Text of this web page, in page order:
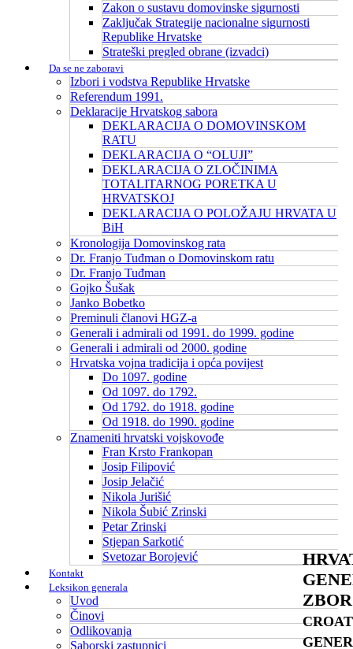
ZBOR
Zakon o sustavu domovinske sigurnosti
Zaključak Strategije nacionalne sigurnosti
Republike Hrvatske
Strateški pregled obrane (izvadci)
Da se ne zaboravi
Izbori i vodstva Republike Hrvatske
Referendum 1991.
Deklaracije Hrvatskog sabora
DEKLARACIJA O DOMOVINSKOM
RATU
DEKLARACIJA O “OLUJI”
DEKLARACIJA O ZLOČINIMA
TOTALITARNOG PORETKA U
HRVATSKOJ
DEKLARACIJA O POLOŽAJU HRVATA U
BiH
Kronologija Domovinskog rata
Dr. Franjo Tuđman o Domovinskom ratu
Dr. Franjo Tuđman
Gojko Šušak
Janko Bobetko
Preminuli članovi HGZ-a
Generali i admirali od 1991. do 1999. godine
Generali i admirali od 2000. godine
Hrvatska vojna tradicija i opća povijest
Do 1097. godine
Od 1097. do 1792.
Od 1792. do 1918. godine
Od 1918. do 1990. godine
Znameniti hrvatski vojskovođe
Fran Krsto Frankopan
Josip Filipović
Josip Jelačić
Nikola Jurišić
Nikola Šubić Zrinski
Petar Zrinski
Stjepan Sarkotić
Svetozar Borojević
Kontakt
Leksikon generala
Uvod
Činovi
Odlikovanja
Saborski zastupnici